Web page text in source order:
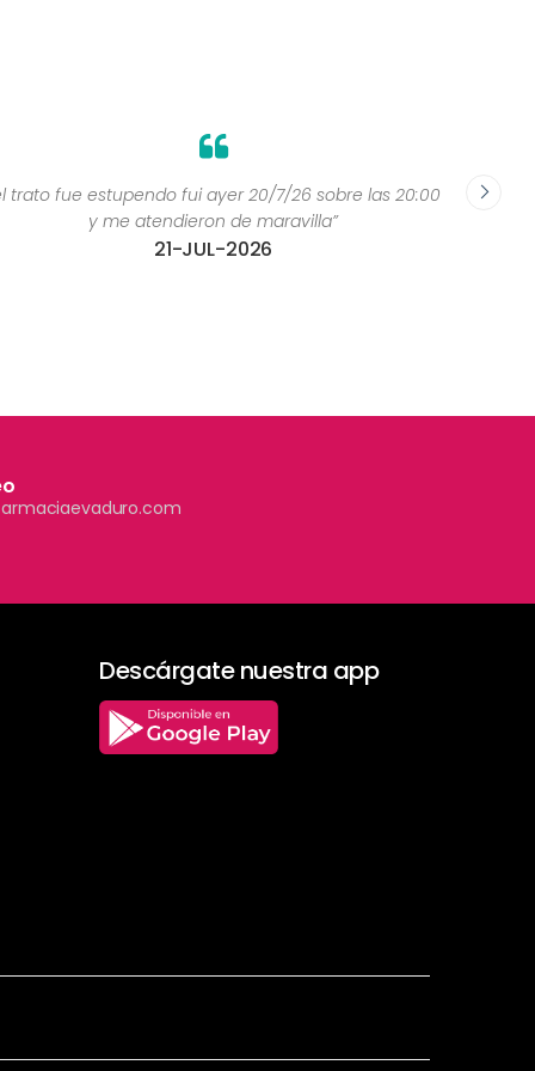
trato fue estupendo fui ayer 20/7/26 sobre las 20:00
y me atendieron de maravilla”
21-JUL-2026
Descárgate nuestra app